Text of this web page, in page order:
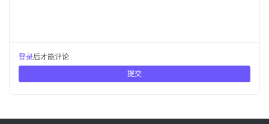
登录后才能评论
提交